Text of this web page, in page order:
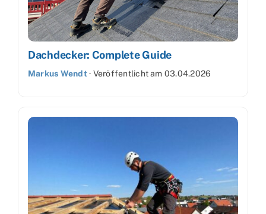
Dachdecker: Complete Guide
Markus Wendt· Veröffentlicht am 03.04.2026